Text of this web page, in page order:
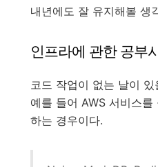
내년에도 잘 유지해볼 생
인프라에 관한 공부
코드 작업이 없는 날이 있
예를 들어 AWS 서비스
하는 경우이다.